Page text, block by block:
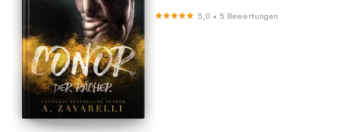
5,0 • 5 Bewertungen